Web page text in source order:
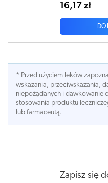
16,17 zł
DO
* Przed użyciem leków
wskazania, przeciwskazania,
niepożądanych i dawkowanie
stosowania produktu
lub farmaceutą.
Zapisz się